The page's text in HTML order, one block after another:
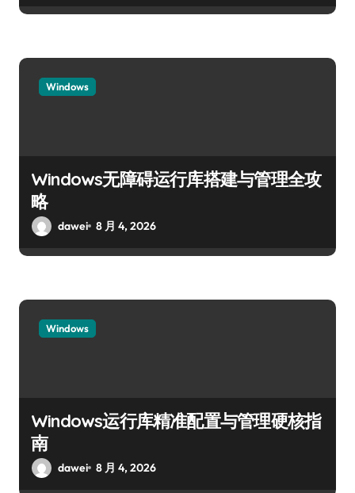
Windows
Windows无障碍运行库搭建与管理全攻
略
dawei 8 月 4, 2026
Windows
Windows运行库精准配置与管理硬核指
南
dawei 8 月 4, 2026